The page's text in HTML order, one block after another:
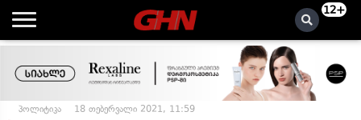
12+
პოლიტიკა 18 თებერვალი 2021, 11:59